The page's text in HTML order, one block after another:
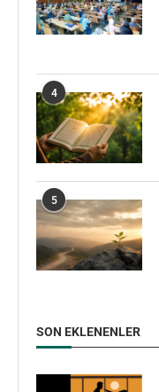
4
5
SON EKLENENLER